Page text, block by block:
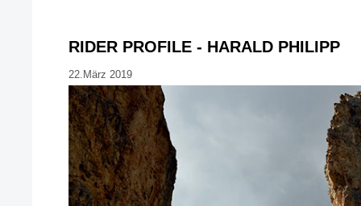
RIDER PROFILE - HARALD PHILIPP
22.März 2019